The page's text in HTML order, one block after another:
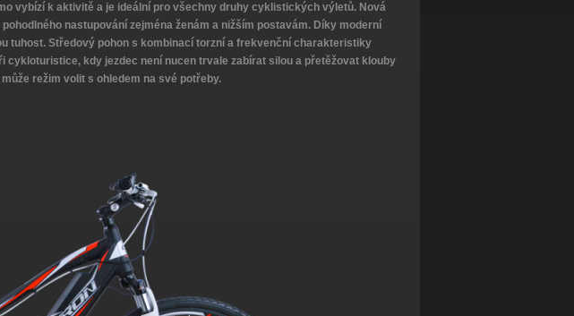
vybízí k aktivitě a je ideální pro všechny druhy cyklistických výletů. Nová
nastupování zejména ženám a nižším postavám. Díky moderní
tuhost. Středový pohon s kombinací torzní a frekvenční charakteristiky
kdy jezdec není nucen trvale zabírat silou a přetěžovat klouby
režim volit s ohledem na své potřeby.